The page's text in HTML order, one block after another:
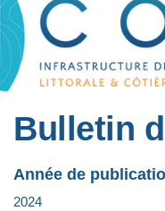
Bulletin
Année de
2024